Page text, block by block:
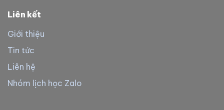
Liên kết
Giới thiệu
Tin tức
Liên hệ
Nhóm lịch học Zalo